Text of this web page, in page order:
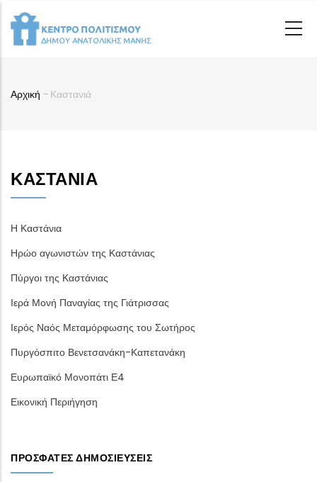
Παράκαμψη
προς
Breadcrumb
Αρχική - Καστανιά
ΚΑΣΤΑΝΙΆ
Η Καστάνια
Ηρώο αγωνιστών της Καστάνιας
Πύργοι της Καστάνιας
Ιερά Μονή Παναγίας της Γιάτρισσας
Ιερός Ναός Μεταμόρφωσης του Σωτήρος
Πυργόσπιτο Βενετσανάκη-Καπετανάκη
Ευρωπαϊκό Μονοπάτι Ε4
Εικονική Περιήγηση
ΠΡΌΣΦΑΤΕΣ ΔΗΜΟΣΙΕΎΣΕΙΣ